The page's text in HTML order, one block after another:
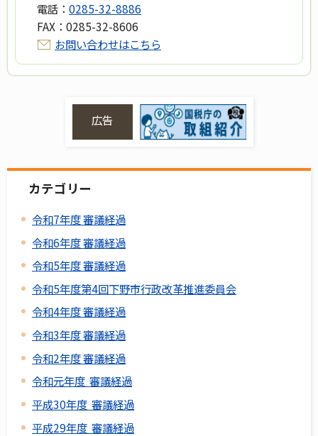
電話： 0285-32-8886
FAX： 0285-32-8606
お問い合わせはこちら
広告
カテゴリー
令和7年度 審議経過
令和6年度 審議経過
令和5年度 審議経過
令和5年度第4回下野市行政改革推進委員会
令和4年度 審議経過
令和3年度 審議経過
令和2年度 審議経過
令和元年度 審議経過
平成30年度 審議経過
平成29年度 審議経過